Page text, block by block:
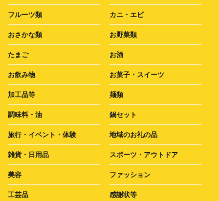
フルーツ類 カニ・エビ
おさかな類 お野菜類
たまご お酒
お飲み物 お菓子・スイーツ
加工品等 麺類
調味料・油 鍋セット
旅行・イベント・体験 地域のお礼の品
雑貨・日用品 スポーツ・アウトドア
美容 ファッション
工芸品 感謝状等